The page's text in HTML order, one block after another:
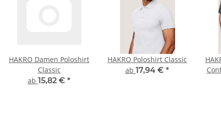
HAKRO Damen Poloshirt
Classic
ab 15,82 € *
HAKRO Poloshirt Classic
ab 17,94 € *